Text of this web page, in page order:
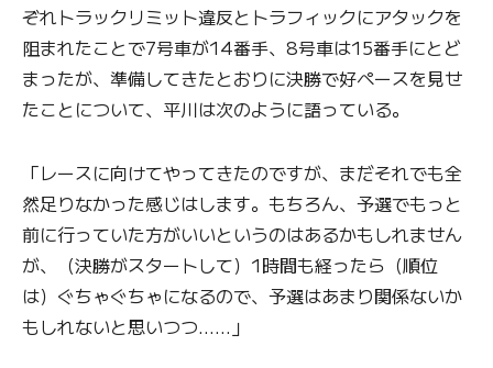
ぞれトラックリミット違反とトラフィックにアタックを
阻まれたことで7号車が14番手、8号車は15番手にとど
まったが、準備してきたとおりに決勝で好ペースを見せ
たことについて、平川は次のように語っている。
「レースに向けてやってきたのですが、まだそれでも全
然足りなかった感じはします。もちろん、予選でもっと
前に行っていた方がいいというのはあるかもしれません
が、（決勝がスタートして）1時間も経ったら（順位
は）ぐちゃぐちゃになるので、予選はあまり関係ないか
もしれないと思いつつ……」